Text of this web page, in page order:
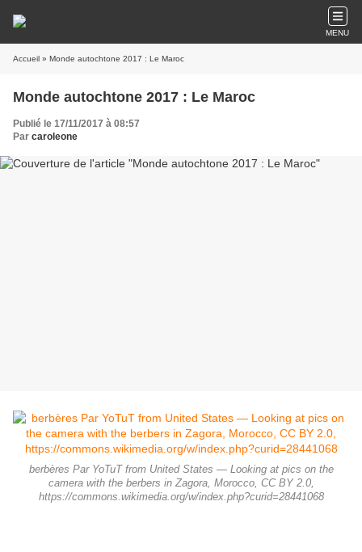
MENU
Accueil » Monde autochtone 2017 : Le Maroc
Monde autochtone 2017 : Le Maroc
Publié le 17/11/2017 à 08:57
Par caroleone
berbères Par YoTuT from United States — Looking at pics on the
camera with the berbers in Zagora, Morocco, CC BY 2.0,
https://commons.wikimedia.org/w/index.php?curid=28441068